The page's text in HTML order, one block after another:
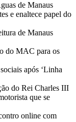
de Manaus
e enaltece papel do
de Manaus
do MAC para os
após ‘Linha
do Rei Charles III
que se
online com